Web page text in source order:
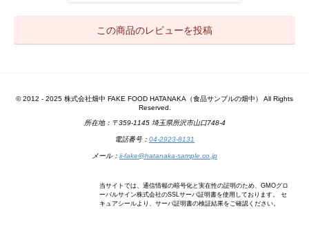
この商品のレビューを投稿
© 2012 - 2025 株式会社畑中 FAKE FOOD HATANAKA（食品サンプルの畑中） All Rights
Reserved.
所在地：〒359-1145 埼玉県所沢市山口748-4
電話番号： 04-2923-8131
メール： ii-fake@hatanaka-sample.co.jp
当サイトでは、通信情報の暗号化と実在性の証明のため、GMOグロ
ーバルサイン株式会社のSSLサーバ証明書を使用しております。 セ
キュアシールより、サーバ証明書の検証結果をご確認ください。